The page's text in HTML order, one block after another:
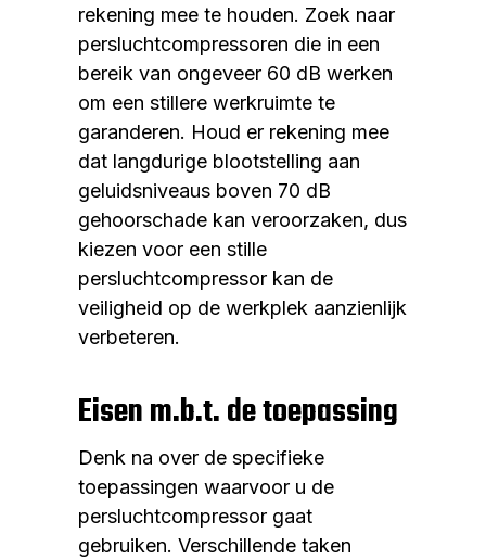
rekening mee te houden. Zoek naar
persluchtcompressoren die in een
bereik van ongeveer 60 dB werken
om een stillere werkruimte te
garanderen. Houd er rekening mee
dat langdurige blootstelling aan
geluidsniveaus boven 70 dB
gehoorschade kan veroorzaken, dus
kiezen voor een stille
persluchtcompressor kan de
veiligheid op de werkplek aanzienlijk
verbeteren.
Eisen m.b.t. de toepassing
Denk na over de specifieke
toepassingen waarvoor u de
persluchtcompressor gaat
gebruiken. Verschillende taken